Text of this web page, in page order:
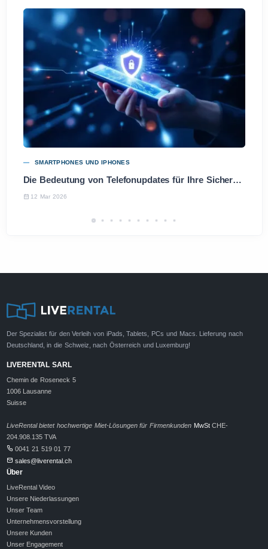
SMARTPHONES UND IPHONES
Die Bedeutung von Telefonupdates für Ihre Sicherheit und Leistung
12 Mar 2026
Der Spezialist für den Verleih von iPads, Tablets, PCs und Macs. Lieferung nach
Deutschland, in die Schweiz, nach Österreich und Luxemburg!
LIVERENTAL SARL
Chemin de Roseneck 5
1006 Lausanne
Suisse
LiveRental bietet hochwertige Miet-Lösungen für Firmenkunden MwStCHE-
204.908.135 TVA
0041 21 519 01 77
sales@liverental.ch
Über
LiveRental Video
Unsere Niederlassungen
Unser Team
Unternehmensvorstellung
Unsere Kunden
Unser Engagement